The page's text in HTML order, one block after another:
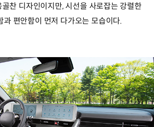
골찬 디자인이지만, 시선을 사로잡는 강렬한
과 편안함이 먼저 다가오는 모습이다.